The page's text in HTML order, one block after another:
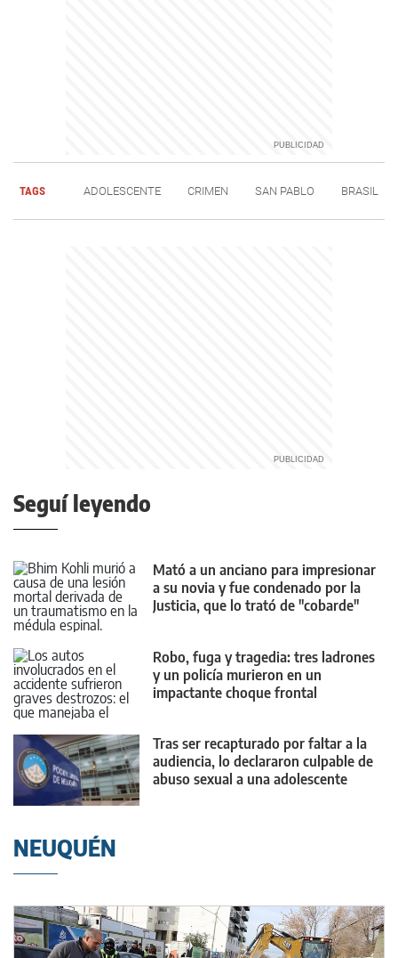
TAGS ADOLESCENTE CRIMEN SAN PABLO BRASIL
Seguí leyendo
Mató a un anciano para impresionar
a su novia y fue condenado por la
Justicia, que lo trató de "cobarde"
Robo, fuga y tragedia: tres ladrones
y un policía murieron en un
impactante choque frontal
Tras ser recapturado por faltar a la
audiencia, lo declararon culpable de
abuso sexual a una adolescente
NEUQUÉN